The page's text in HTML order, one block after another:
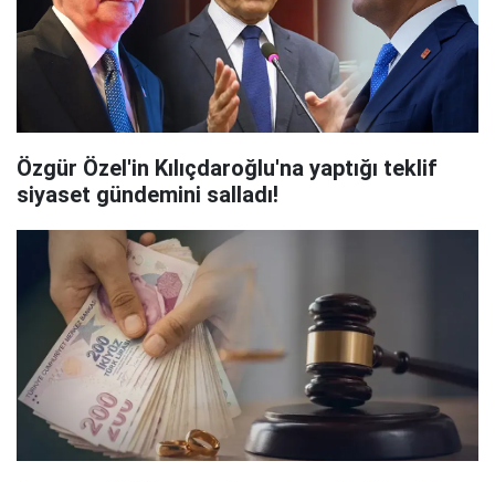
Özgür Özel'in Kılıçdaroğlu'na yaptığı teklif
siyaset gündemini salladı!